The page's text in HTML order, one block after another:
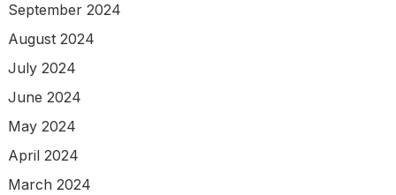
September 2024
August 2024
July 2024
June 2024
May 2024
April 2024
March 2024